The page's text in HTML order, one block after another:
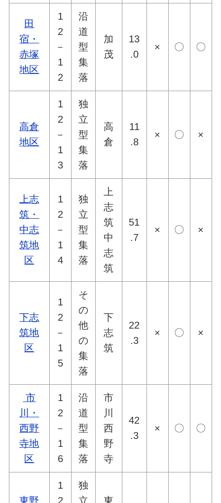
田
宿・
赤塚
地区
1
2
－
1
2
沿
道
型
集
落
加
茂
13
.0
× 〇 〇
高倉
地区
1
2
－
1
3
独
立
型
集
落
高
倉
11
.8
× 〇 ×
上志
筑・
中志
筑地
区
1
2
－
1
4
独
立
型
集
落
上
志
筑
中
志
筑
51
.7
× 〇 ×
下志
筑地
区
1
2
－
1
5
そ
の
他
の
集
落
下
志
筑
22
.3
× 〇 ×
市
川・
西野
寺地
区
1
2
－
1
6
沿
道
型
集
落
市
川
西
野
寺
42
.3
× 〇 〇
東野
1
2
独
立
東